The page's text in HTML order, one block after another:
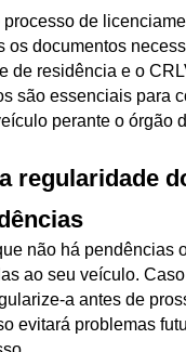
de
os documentos
de residência e o
são essenciais para
perante o órgão
regularidade
não há pendências
ao seu veículo.
a antes de
evitará problemas